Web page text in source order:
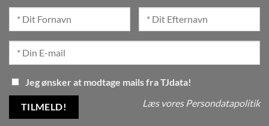
Jeg ønsker at modtage mails fra TJdata!
Læs vores Persondatapolitik